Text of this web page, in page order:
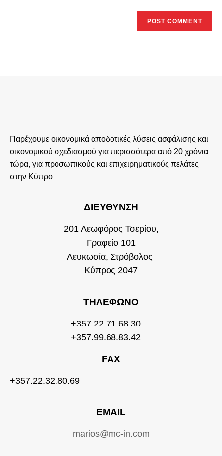
Παρέχουμε οικονομικά αποδοτικές λύσεις ασφάλισης και
οικονομικού σχεδιασμού για περισσότερα από 20 χρόνια
τώρα, για προσωπικούς και επιχειρηματικούς πελάτες
στην Κύπρο
ΔΙΕΎΘΥΝΣΗ
201 Λεωφόρος Τσερίου,
Γραφείο 101
Λευκωσία, Στρόβολος
Κύπρος 2047
ΤΗΛΈΦΩΝΟ
+357.22.71.68.30
+357.99.68.83.42
FAX
+357.22.32.80.69
EMAIL
marios@mc-in.com